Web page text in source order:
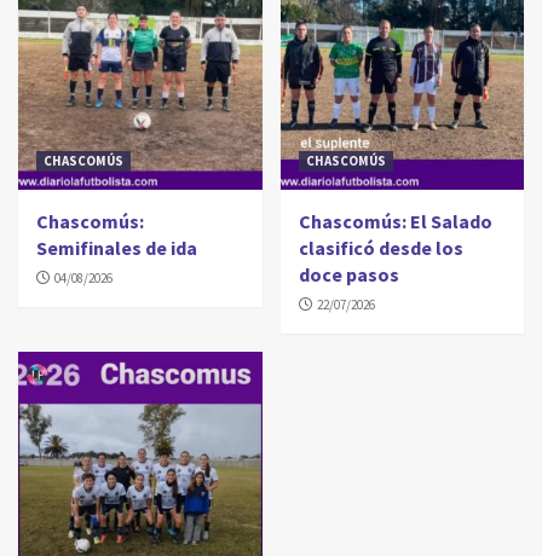
CHASCOMÚS
Chascomús:
Semifinales de ida
04/08/2026
CHASCOMÚS
Chascomús: El Salado
clasificó desde los
doce pasos
22/07/2026